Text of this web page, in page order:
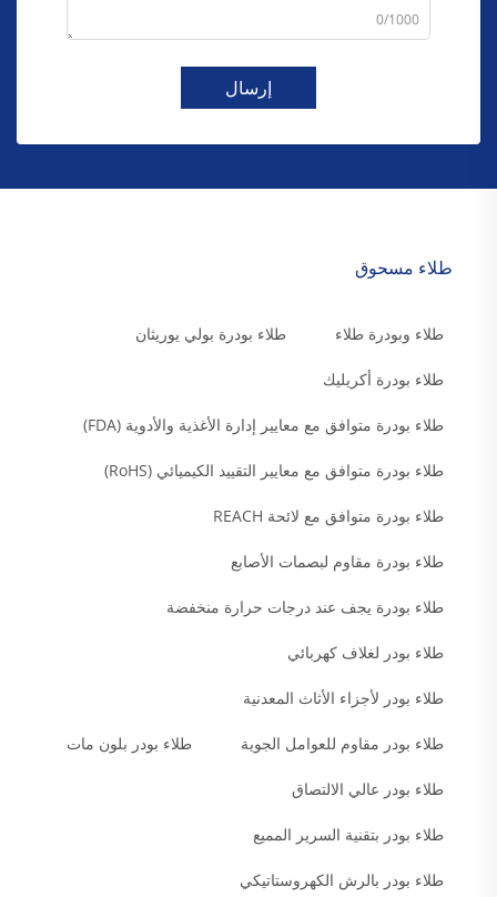
0/1000
إرسال
طلاء مسحوق
طلاء وبودرة طلاء طلاء بودرة بولي يوريثان
طلاء بودرة أكريليك
طلاء بودرة متوافق مع معايير إدارة الأغذية والأدوية (FDA)
طلاء بودرة متوافق مع معايير التقييد الكيميائي (RoHS)
طلاء بودرة متوافق مع لائحة REACH
طلاء بودرة مقاوم لبصمات الأصابع
طلاء بودرة يجف عند درجات حرارة منخفضة
طلاء بودر لغلاف كهربائي
طلاء بودر لأجزاء الأثاث المعدنية
طلاء بودر مقاوم للعوامل الجوية طلاء بودر بلون مات
طلاء بودر عالي الالتصاق
طلاء بودر بتقنية السرير المميع
طلاء بودر بالرش الكهروستاتيكي